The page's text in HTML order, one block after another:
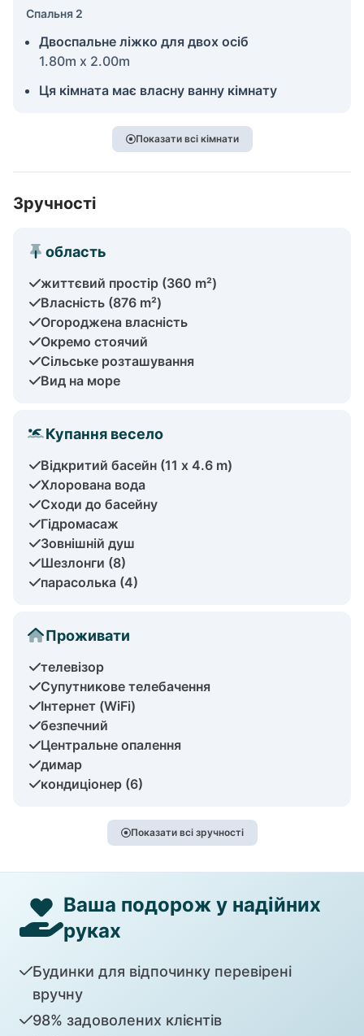
Спальня 2
Двоспальне ліжко для двох осіб
1.80m x 2.00m
Ця кімната має власну ванну кімнату
Показати всі кімнати
Зручності
область
життєвий простір (360 m²)
Власність (876 m²)
Огороджена власність
Окремо стоячий
Сільське розташування
Вид на море
Купання весело
Відкритий басейн (11 x 4.6 m)
Хлорована вода
Сходи до басейну
Гідромасаж
Зовнішній душ
Шезлонги (8)
парасолька (4)
Проживати
телевізор
Супутникове телебачення
Інтернет (WiFi)
безпечний
Центральне опалення
димар
кондиціонер (6)
Показати всі зручності
Ваша подорож у надійних
руках
Будинки для відпочинку перевірені
вручну
98% задоволених клієнтів